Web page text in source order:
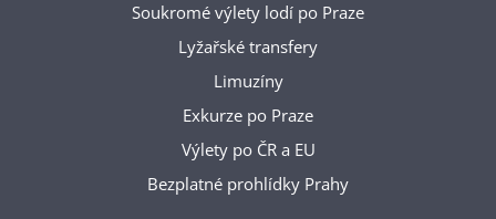
Soukromé výlety lodí po Praze
Lyžařské transfery
Limuzíny
Exkurze po Praze
Výlety po ČR a EU
Bezplatné prohlídky Prahy